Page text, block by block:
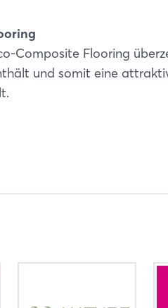
Composite Flooring
und somit eine